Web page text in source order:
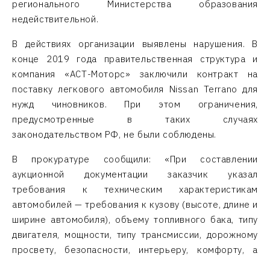
регионального Министерства образования
недействительной.
В действиях организации выявлены нарушения. В
конце 2019 года правительственная структура и
компания «АСТ-Моторс» заключили контракт на
поставку легкового автомобиля Nissan Terrano для
нужд чиновников. При этом ограничения,
предусмотренные в таких случаях
законодательством РФ, не были соблюдены.
В прокуратуре сообщили: «При составлении
аукционной документации заказчик указал
требования к техническим характеристикам
автомобилей — требования к кузову (высоте, длине и
ширине автомобиля), объему топливного бака, типу
двигателя, мощности, типу трансмиссии, дорожному
просвету, безопасности, интерьеру, комфорту, а